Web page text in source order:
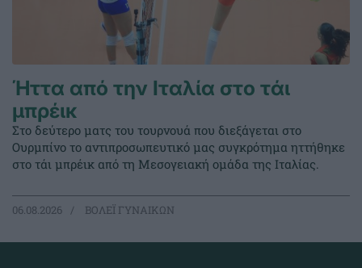
Ήττα από την Ιταλία στο τάι
μπρέικ
Στο δεύτερο ματς του τουρνουά που διεξάγεται στο
Ουρμπίνο το αντιπροσωπευτικό μας συγκρότημα ηττήθηκε
στο τάι μπρέικ από τη Μεσογειακή ομάδα της Ιταλίας.
06.08.2026 ΒΟΛΕΪ ΓΥΝΑΙΚΩΝ